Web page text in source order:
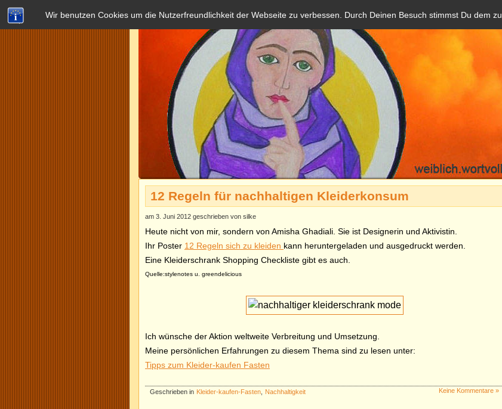
Wir benutzen Cookies um die Nutzerfreundlichkeit der Webseite zu verbessen. Durch Deinen Besuch stimmst Du dem zu.
12 Regeln für nachhaltigen Kleiderkonsum
am 3. Juni 2012 geschrieben von silke
Heute nicht von mir, sondern von Amisha Ghadiali. Sie ist Designerin und Aktivistin.
Ihr Poster 12 Regeln sich zu kleiden kann heruntergeladen und ausgedruckt werden.
Eine Kleiderschrank Shopping Checkliste gibt es auch.
Quelle:stylenotes u. greendelicious
Ich wünsche der Aktion weltweite Verbreitung und Umsetzung.
Meine persönlichen Erfahrungen zu diesem Thema sind zu lesen unter:
Tipps zum Kleider-kaufen Fasten
Keine Kommentare »
Geschrieben in Kleider-kaufen-Fasten, Nachhaltigkeit